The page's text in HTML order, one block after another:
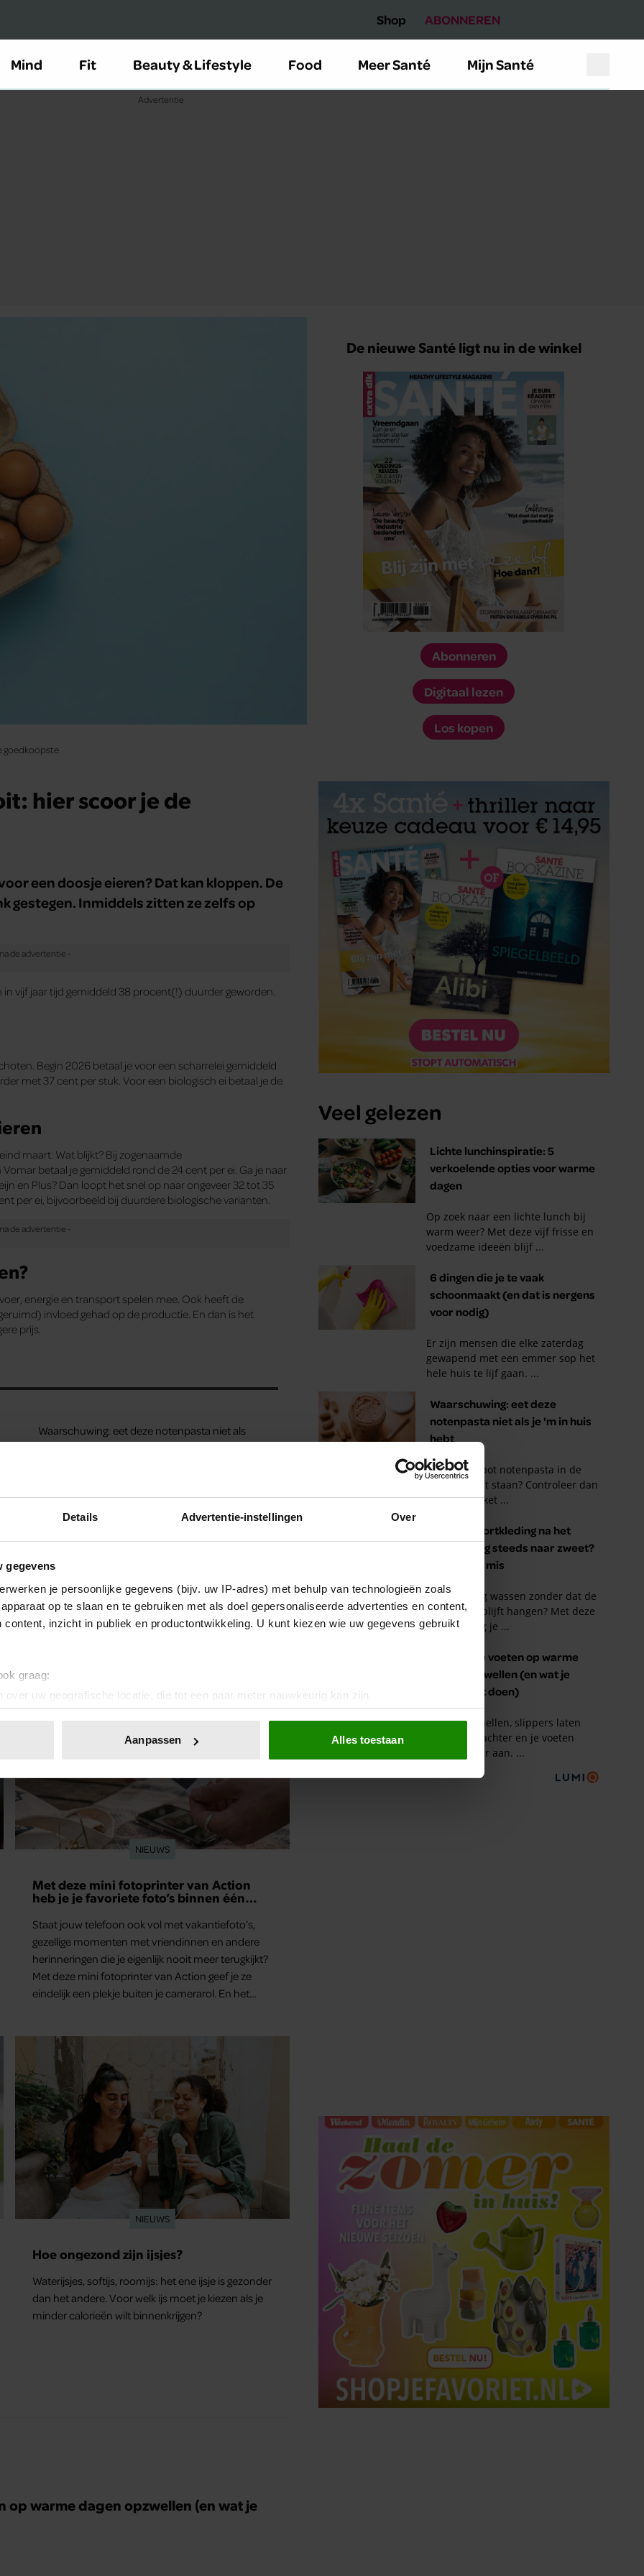
Details Advertentie-instellingen Over
gegevens
je persoonlijke gegevens (bijv. uw IP-adres) met behulp van technologieën zoals
op te slaan en te gebruiken met als doel gepersonaliseerde advertenties en content,
content, inzicht in publiek en productontwikkeling. U kunt kiezen wie uw gegevens gebruikt
graag:
over uw geografische locatie, die tot een paar meter nauwkeurig kan zijn
door het actief te scannen op specifieke eigenschappen (fingerprinting)
of intrekken in de Cookieverklaring.
en advertenties te personaliseren, om functies voor social media te bieden en om ons
Ook delen we informatie over uw gebruik van onze site met onze partners voor social
Deze partners kunnen deze gegevens combineren met andere informatie die u aan ze heeft
op basis van uw gebruik van hun services. U gaat akkoord met onze cookies als u
Aanpassen Alles toestaan
Shop ABONNEREN
Mind Fit Beauty & Lifestyle Food Meer Santé Mijn Santé
goedkoopste
hier scoor je de
een doosje eieren? Dat kan kloppen. De
gestegen. Inmiddels zitten ze zelfs op
vijf jaar tijd gemiddeld 38 procent(!) duurder geworden.
Begin 2026 betaal je voor een scharrelei gemiddeld
met 37 cent per stuk. Voor een biologisch ei betaal je de
maart. Wat blijkt? Bij zogenaamde
betaal je gemiddeld rond de 24 cent per ei. Ga je naar
en Plus? Dan loopt het snel op naar ongeveer 32 tot 35
per ei, bijvoorbeeld bij duurdere biologische varianten.
energie en transport spelen mee. Ook heeft de
invloed gehad op de productie. En dan is het
prijs.
Waarschuwing: eet deze notenpasta niet als
kopen (en deze juist niet)
NIEUWS
Met deze mini fotoprinter van Action
heb je je favoriete foto’s binnen één
Staat jouw telefoon ook vol met vakantiefoto’s,
gezellige momenten met vriendinnen en andere
herinneringen die je eigenlijk nooit meer terugkijkt?
Met deze mini fotoprinter van Action geef je ze
eindelijk een plekje buiten je camerarol. En het
NIEUWS
Hoe ongezond zijn ijsjes?
Waterijsjes, softijs, roomijs: het ene ijsje is gezonder
dan het andere. Voor welk ijs moet je kiezen als je
minder calorieën wilt binnenkrijgen?
op warme dagen opzwellen (en wat je
De nieuwe Santé ligt nu in de winkel
Abonneren
Digitaal lezen
Los kopen
Tips om je lekker in je vel
te voelen
Met de Santé nieuwsbrief ontvang je elke
week tips om je energiek, ontspannen en in
balans te voelen.